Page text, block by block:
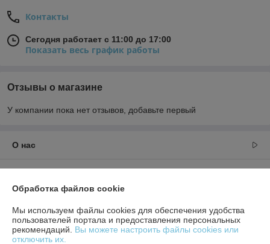
Контакты
Сегодня работает с 11:00 до 17:00
Показать весь график работы
Отзывы о магазине
У компании пока нет отзывов, добавьте первый
О нас
График работы
Обработка файлов cookie
Мы используем файлы cookies для обеспечения удобства
пользователей портала и предоставления персональных
рекомендаций. Вы можете настроить файлы cookies или
отключить их.